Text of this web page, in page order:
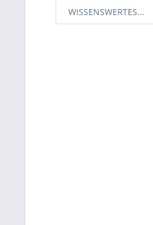
WISSENSWERTES...